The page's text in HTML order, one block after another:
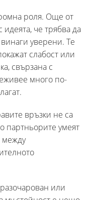
роля. Още от
че трябва да
уверени. Те
слабост или
свързана с
много по-
връзки не са
партньорите умеят
между
или